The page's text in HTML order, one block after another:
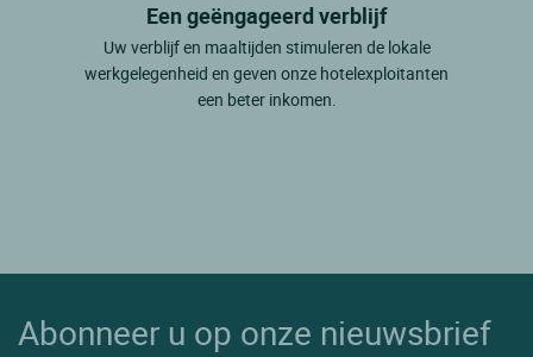
Een geëngageerd verblijf
Uw verblijf en maaltijden stimuleren de lokale
werkgelegenheid en geven onze hotelexploitanten
een beter inkomen.
Abonneer u op onze nieuwsbrief